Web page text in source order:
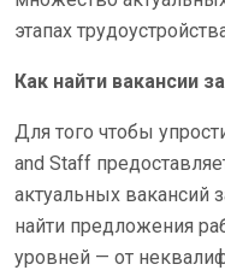
этапах
Как найти вакансии
Для того чтобы
and Staff
актуальных вакансий
найти предложения
уровней — от